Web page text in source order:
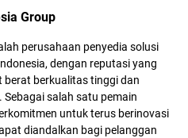
Group
perusahaan penyedia solusi
dengan reputasi yang
berat berkualitas tinggi dan
salah satu pemain
untuk terus berinovasi
diandalkan bagi pelanggan